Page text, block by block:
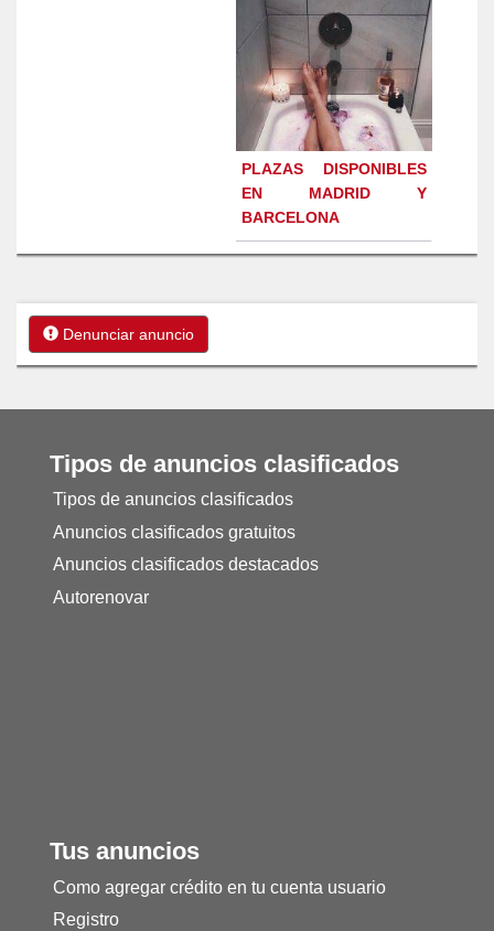
PLAZAS DISPONIBLES
EN MADRID Y
BARCELONA
Denunciar anuncio
Tipos de anuncios clasificados
Tipos de anuncios clasificados
Anuncios clasificados gratuitos
Anuncios clasificados destacados
Autorenovar
Tus anuncios
Como agregar crédito en tu cuenta usuario
Registro